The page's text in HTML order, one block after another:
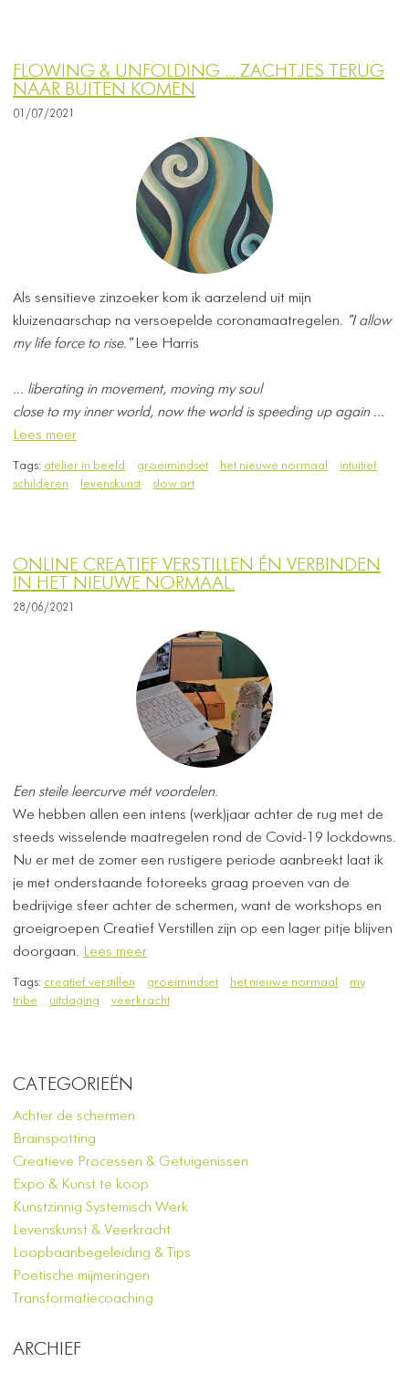
FLOWING & UNFOLDING ... ZACHTJES TERUG
NAAR BUITEN KOMEN
01/07/2021
Als sensitieve zinzoeker kom ik aarzelend uit mijn
kluizenaarschap na versoepelde coronamaatregelen. "I allow
my life force to rise."Lee Harris
... liberating in movement, moving my soul
close to my inner world, ​now the world is speeding up again ...
Lees meer
Tags: atelier in beeld groeimindset het nieuwe normaal
intuitief
schilderen
levenskunst slow art
ONLINE CREATIEF VERSTILLEN ÉN VERBINDEN
IN HET NIEUWE NORMAAL.
28/06/2021
Een steile leercurve mét voordelen.
We hebben allen een intens (werk)jaar achter de rug met de
steeds wisselende maatregelen rond de Covid-19 lockdowns.
Nu er met de zomer een rustigere periode aanbreekt laat ik
je met onderstaande fotoreeks graag proeven van de
bedrijvige sfeer achter de schermen, want de workshops en
groeigroepen Creatief Verstillen zijn op een lager pitje blijven
doorgaan. Lees meer
Tags: creatief verstillen groeimindset het nieuwe normaal
my
tribe
uitdaging veerkracht
CATEGORIEËN
Achter de schermen
Brainspotting
Creatieve Processen & Getuigenissen
Expo & Kunst te koop
Kunstzinnig Systemisch Werk
Levenskunst & Veerkracht
Loopbaanbegeleiding & Tips
Poetische mijmeringen
Transformatiecoaching
ARCHIEF